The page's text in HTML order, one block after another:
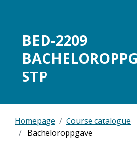
BED-2209
STP
Homepage
Course catalogue
Bacheloroppgave